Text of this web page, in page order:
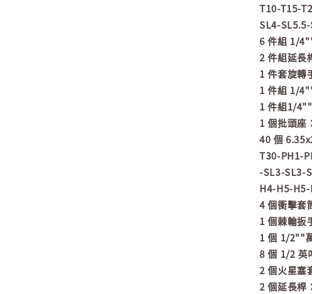
T10-T15-
SL4-
6 件組 1/
2 件組延
1 件套旋
1 件組 1/
1 件組1/
1 個批頭
40 個
T30-PH1-
-SL3-SL3-
H4-H5-
4 個衝擊套
1 個棘輪扳
1 個 1/2""
8 個 1/2 英
2 個火星塞
2 個延長桿